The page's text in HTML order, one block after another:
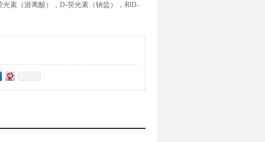
素（游离酸），D-荧光素（钠盐），和D-